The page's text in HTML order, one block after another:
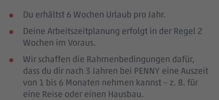
Du erhältst 6 Wochen Urlaub pro Jahr.
Deine Arbeitszeitplanung erfolgt in der Regel 2
Wochen im Voraus.
Wir schaffen die Rahmenbedingungen dafür,
dass du dir nach 3 Jahren bei PENNY eine Auszeit
von 1 bis 6 Monaten nehmen kannst – z. B. für
eine Reise oder einen Hausbau.